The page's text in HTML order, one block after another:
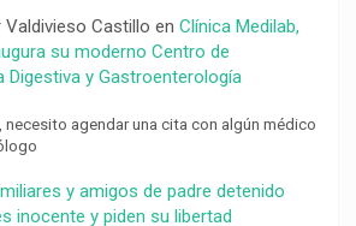
Valdivieso Castillo en Clínica Medilab,
su moderno Centro de
Digestiva y Gastroenterología
necesito agendar una cita con algún médico
y amigos de padre detenido
inocente y piden su libertad